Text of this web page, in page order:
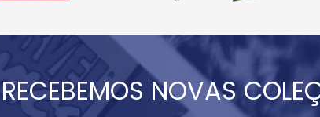
RECEBEMOS NOVAS